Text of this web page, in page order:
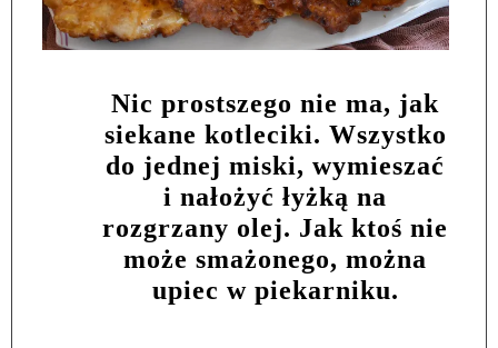
Nic prostszego nie ma, jak
siekane kotleciki. Wszystko
do jednej miski, wymieszać
i nałożyć łyżką na
rozgrzany olej. Jak ktoś nie
może smażonego, można
upiec w piekarniku.